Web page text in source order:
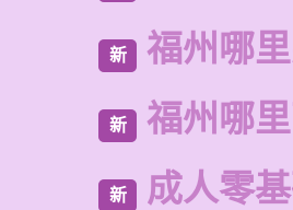
新 福州哪
新 福州哪
新 成人零